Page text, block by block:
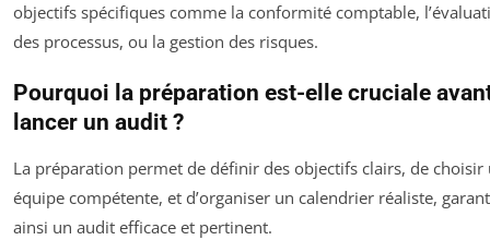
objectifs spécifiques comme la conformité comptable,
des processus, ou la gestion des risques.
Pourquoi la préparation est-elle cruciale
lancer un audit ?
La préparation permet de définir des objectifs clairs, de choisir
équipe compétente, et d’organiser un calendrier réaliste,
ainsi un audit efficace et pertinent.